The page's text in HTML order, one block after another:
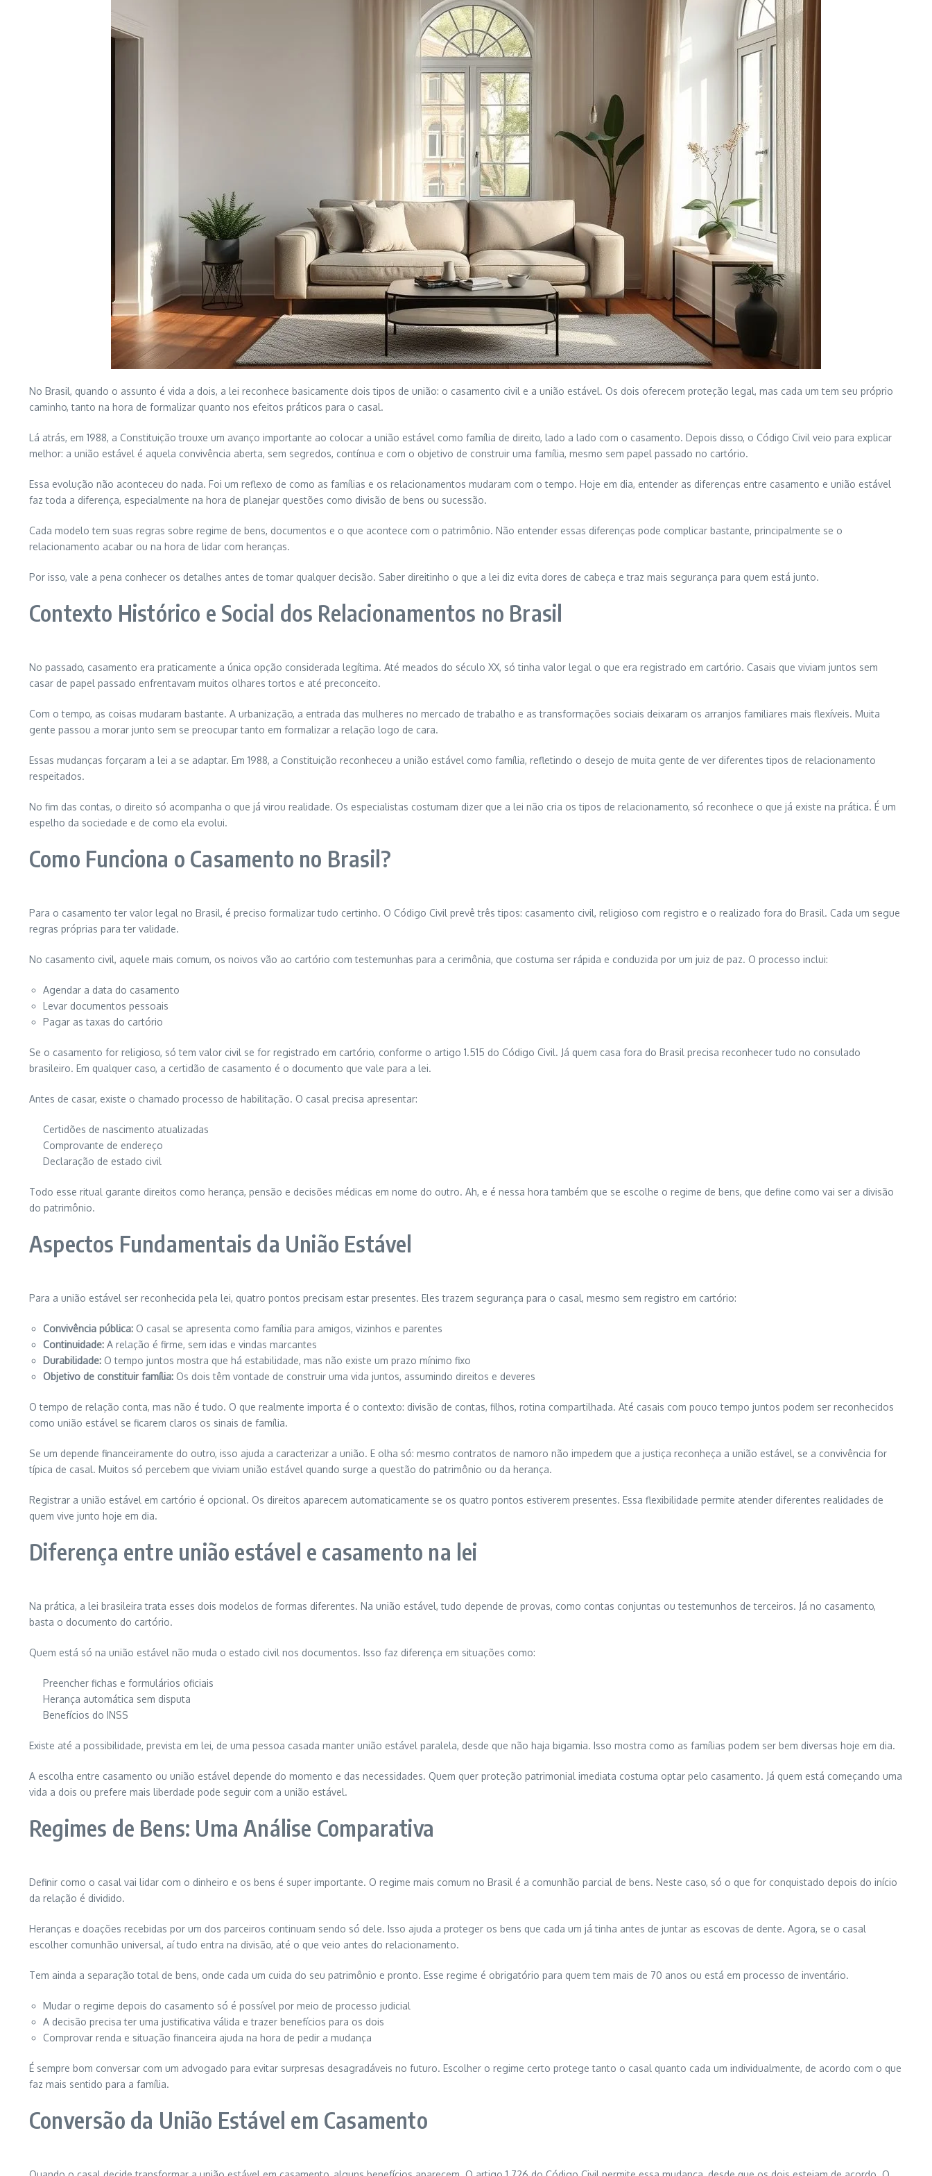
No Brasil, quando o assunto é vida a dois, a lei reconhece basicamente dois tipos de união: o casamento civil e a união estável. Os dois oferecem proteção legal, mas cada um tem seu próprio
caminho, tanto na hora de formalizar quanto nos efeitos práticos para o casal.
Lá atrás, em 1988, a Constituição trouxe um avanço importante ao colocar a união estável como família de direito, lado a lado com o casamento. Depois disso, o Código Civil veio para explicar
melhor: a união estável é aquela convivência aberta, sem segredos, contínua e com o objetivo de construir uma família, mesmo sem papel passado no cartório.
Essa evolução não aconteceu do nada. Foi um reflexo de como as famílias e os relacionamentos mudaram com o tempo. Hoje em dia, entender as diferenças entre casamento e união estável
faz toda a diferença, especialmente na hora de planejar questões como divisão de bens ou sucessão.
Cada modelo tem suas regras sobre regime de bens, documentos e o que acontece com o patrimônio. Não entender essas diferenças pode complicar bastante, principalmente se o
relacionamento acabar ou na hora de lidar com heranças.
Por isso, vale a pena conhecer os detalhes antes de tomar qualquer decisão. Saber direitinho o que a lei diz evita dores de cabeça e traz mais segurança para quem está junto.
Contexto Histórico e Social dos Relacionamentos no Brasil
No passado, casamento era praticamente a única opção considerada legítima. Até meados do século XX, só tinha valor legal o que era registrado em cartório. Casais que viviam juntos sem
casar de papel passado enfrentavam muitos olhares tortos e até preconceito.
Com o tempo, as coisas mudaram bastante. A urbanização, a entrada das mulheres no mercado de trabalho e as transformações sociais deixaram os arranjos familiares mais flexíveis. Muita
gente passou a morar junto sem se preocupar tanto em formalizar a relação logo de cara.
Essas mudanças forçaram a lei a se adaptar. Em 1988, a Constituição reconheceu a união estável como família, refletindo o desejo de muita gente de ver diferentes tipos de relacionamento
respeitados.
No fim das contas, o direito só acompanha o que já virou realidade. Os especialistas costumam dizer que a lei não cria os tipos de relacionamento, só reconhece o que já existe na prática. É um
espelho da sociedade e de como ela evolui.
Como Funciona o Casamento no Brasil?
Para o casamento ter valor legal no Brasil, é preciso formalizar tudo certinho. O Código Civil prevê três tipos: casamento civil, religioso com registro e o realizado fora do Brasil. Cada um segue
regras próprias para ter validade.
No casamento civil, aquele mais comum, os noivos vão ao cartório com testemunhas para a cerimônia, que costuma ser rápida e conduzida por um juiz de paz. O processo inclui:
Agendar a data do casamento
Levar documentos pessoais
Pagar as taxas do cartório
Se o casamento for religioso, só tem valor civil se for registrado em cartório, conforme o artigo 1.515 do Código Civil. Já quem casa fora do Brasil precisa reconhecer tudo no consulado
brasileiro. Em qualquer caso, a certidão de casamento é o documento que vale para a lei.
Antes de casar, existe o chamado processo de habilitação. O casal precisa apresentar:
Certidões de nascimento atualizadas
Comprovante de endereço
Declaração de estado civil
Todo esse ritual garante direitos como herança, pensão e decisões médicas em nome do outro. Ah, e é nessa hora também que se escolhe o regime de bens, que define como vai ser a divisão
do patrimônio.
Aspectos Fundamentais da União Estável
Para a união estável ser reconhecida pela lei, quatro pontos precisam estar presentes. Eles trazem segurança para o casal, mesmo sem registro em cartório:
Convivência pública: O casal se apresenta como família para amigos, vizinhos e parentes
Continuidade: A relação é firme, sem idas e vindas marcantes
Durabilidade: O tempo juntos mostra que há estabilidade, mas não existe um prazo mínimo fixo
Objetivo de constituir família: Os dois têm vontade de construir uma vida juntos, assumindo direitos e deveres
O tempo de relação conta, mas não é tudo. O que realmente importa é o contexto: divisão de contas, filhos, rotina compartilhada. Até casais com pouco tempo juntos podem ser reconhecidos
como união estável se ficarem claros os sinais de família.
Se um depende financeiramente do outro, isso ajuda a caracterizar a união. E olha só: mesmo contratos de namoro não impedem que a justiça reconheça a união estável, se a convivência for
típica de casal. Muitos só percebem que viviam união estável quando surge a questão do patrimônio ou da herança.
Registrar a união estável em cartório é opcional. Os direitos aparecem automaticamente se os quatro pontos estiverem presentes. Essa flexibilidade permite atender diferentes realidades de
quem vive junto hoje em dia.
Diferença entre união estável e casamento na lei
Na prática, a lei brasileira trata esses dois modelos de formas diferentes. Na união estável, tudo depende de provas, como contas conjuntas ou testemunhos de terceiros. Já no casamento,
basta o documento do cartório.
Quem está só na união estável não muda o estado civil nos documentos. Isso faz diferença em situações como:
Preencher fichas e formulários oficiais
Herança automática sem disputa
Benefícios do INSS
Existe até a possibilidade, prevista em lei, de uma pessoa casada manter união estável paralela, desde que não haja bigamia. Isso mostra como as famílias podem ser bem diversas hoje em dia.
A escolha entre casamento ou união estável depende do momento e das necessidades. Quem quer proteção patrimonial imediata costuma optar pelo casamento. Já quem está começando uma
vida a dois ou prefere mais liberdade pode seguir com a união estável.
Regimes de Bens: Uma Análise Comparativa
Definir como o casal vai lidar com o dinheiro e os bens é super importante. O regime mais comum no Brasil é a comunhão parcial de bens. Neste caso, só o que for conquistado depois do início
da relação é dividido.
Heranças e doações recebidas por um dos parceiros continuam sendo só dele. Isso ajuda a proteger os bens que cada um já tinha antes de juntar as escovas de dente. Agora, se o casal
escolher comunhão universal, aí tudo entra na divisão, até o que veio antes do relacionamento.
Tem ainda a separação total de bens, onde cada um cuida do seu patrimônio e pronto. Esse regime é obrigatório para quem tem mais de 70 anos ou está em processo de inventário.
Mudar o regime depois do casamento só é possível por meio de processo judicial
A decisão precisa ter uma justificativa válida e trazer benefícios para os dois
Comprovar renda e situação financeira ajuda na hora de pedir a mudança
É sempre bom conversar com um advogado para evitar surpresas desagradáveis no futuro. Escolher o regime certo protege tanto o casal quanto cada um individualmente, de acordo com o que
faz mais sentido para a família.
Conversão da União Estável em Casamento